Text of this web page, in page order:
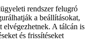
rendszer felugró
a beállításokat,
elvégezhetnek. A tálcán is
és frissítéseket